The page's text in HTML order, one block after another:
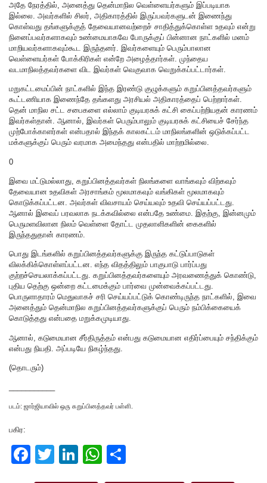
அதே நேரத்தில், அனைத்து தென்மாநில வெள்ளையர்களும் இப்படியாக
இல்லை. அவர்களில் சிலர், அதிகாரத்தில் இருப்பவர்களுடன் இணைந்து
கொள்வது தங்களுக்குத் தேவையானவற்றைச் சாதித்துக்கொள்ள உதவும் என்று
நினைப்பவர்களாகவும் உண்மையாகவே போருக்குப் பின்னான நாட்களில் மனம்
மாறியவர்களாகவும்கூட இருந்தனர். இவர்களையும் பெரும்பாலான
வெள்ளையர்கள் போக்கிரிகள் என்றே அழைத்தார்கள். முந்தைய
வடமாநிலத்தவர்களை விட இவர்கள் வெகுவாக வெறுக்கப்பட்டார்கள்.
மறுகட்டமைப்பின் நாட்களில் இந்த இரண்டு குழுக்களும் கறுப்பினத்தவர்களும்
கூட்டணியாக இணைந்தே தங்களது அரசியல் அதிகாரத்தைப் பெற்றார்கள்.
தென் மாநில சட்ட சபைகளை எல்லாம் குடியரசுக் கட்சி கைப்பற்றியதன் காரணம்
இவர்கள்தான். ஆனால், இவர்கள் பெரும்பாலும் குடியரசுக் கட்சியைச் சேர்ந்த
முற்போக்காளர்கள் என்பதால் இந்தக் காலகட்டம் மாநிலங்களின் ஒடுக்கப்பட்ட
மக்களுக்குப் பெரும் வரமாக அமைந்தது என்பதில் மாற்றமில்லை.
0
இவை மட்டுமல்லாது, கறுப்பினத்தவர்கள் நிலங்களை வாங்கவும் விற்கவும்
தேவையான உதவிகள் அரசாங்கம் மூலமாகவும் வங்கிகள் மூலமாகவும்
கொடுக்கப்பட்டன. அவர்கள் விவசாயம் செய்யவும் உதவி செய்யப்பட்டது.
ஆனால் இவைப் பரவலாக நடக்கவில்லை என்பதே உண்மை. இதற்கு, இன்னமும்
பெருமளவிலான நிலம் வெள்ளை தோட்ட முதலாளிகளின் கைகளில்
இருந்ததுதான் காரணம்.
பொது இடங்களில் கறுப்பினத்தவர்களுக்கு இருந்த கட்டுப்பாடுகள்
விலக்கிக்கொள்ளப்பட்டன. எந்த விதத்திலும் பாகுபாடு பார்ப்பது
குற்றச்செயலாக்கப்பட்டது. கறுப்பினத்தவர்களையும் அரவணைத்துக் கொண்டு,
புதிய தெற்கு ஒன்றை கட்டமைக்கும் பார்வை முன்வைக்கப்பட்டது.
பொருளாதாரம் மெதுவாகச் சரி செய்யப்பட்டுக் கொண்டிருந்த நாட்களில், இவை
அனைத்தும் தென்மாநில கறுப்பினத்தவர்களுக்குப் பெரும் நம்பிக்கையைக்
கொடுத்தது என்பதை மறுக்கமுடியாது.
ஆனால், கடுமையான சீர்திருத்தம் என்பது கடுமையான எதிர்ப்பையும் சந்திக்கும்
என்பது நியதி. அப்படியே நிகழ்ந்தது.
(தொடரும்)
படம்: ஜார்ஜியாவில் ஒரு கறுப்பினத்தவர் பள்ளி.
பகிர:
F
T
Li
W